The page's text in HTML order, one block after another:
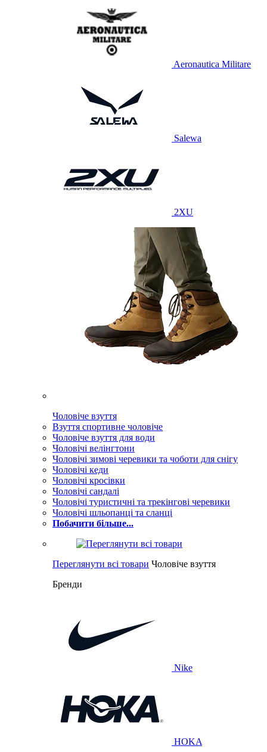
Aeronautica Militare
Salewa
2XU
Чоловіче взуття
Взуття спортивне чоловіче
Чоловіче взуття для води
Чоловічі велінгтони
Чоловічі зимові черевики та чоботи для снігу
Чоловічі кеди
Чоловічі кросівки
Чоловічі сандалі
Чоловічі туристичні та трекінгові черевики
Чоловічі шльопанці та сланці
Побачити більше...
Переглянути всі товари Чоловіче взуття
Бренди
Nike
HOKA